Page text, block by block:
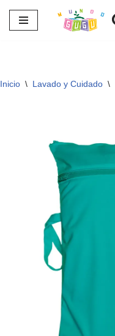
Saltar
Inicio \ Lavado y Cuidado \